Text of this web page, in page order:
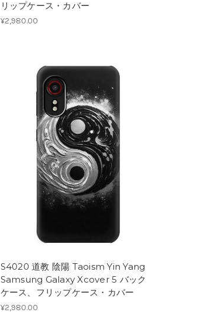
リップケース・カバー
¥2,980.00
S4020 道教 陰陽 Taoism Yin Yang
Samsung Galaxy Xcover 5 バック
ケース、フリップケース・カバー
¥2,980.00